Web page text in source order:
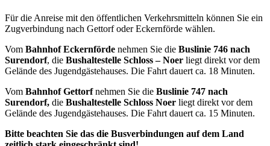
Für die Anreise mit den öffentlichen Verkehrsmitteln können Sie ein
Zugverbindung nach Gettorf oder Eckernförde wählen.
Vom Bahnhof Eckernförde nehmen Sie die Buslinie 746 nach
Surendorf, die Bushaltestelle Schloss – Noer liegt direkt vor dem
Gelände des Jugendgästehauses. Die Fahrt dauert ca. 18 Minuten.
Vom Bahnhof Gettorfnehmen Sie die Buslinie 747 nach
Surendorf, die Bushaltestelle Schloss Noer liegt direkt vor dem
Gelände des Jugendgästehauses. Die Fahrt dauert ca. 15 Minuten.
Bitte beachten Sie das die Busverbindungen auf dem Land